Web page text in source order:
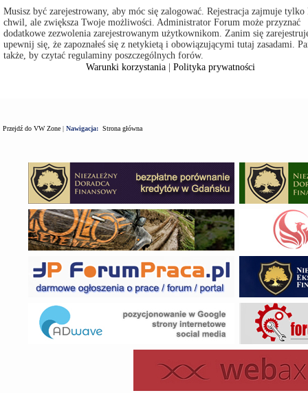
Musisz być zarejestrowany, aby móc się zalogować. Rejestracja zajmuje
chwil, ale zwiększa Twoje możliwości. Administrator Forum może przyznać
dodatkowe zezwolenia zarejestrowanym użytkownikom. Zanim się
upewnij się, że zapoznałeś się z netykietą i obowiązującymi tutaj zasadami.
także, by czytać regulaminy poszczególnych forów.
Warunki korzystania |Polityka prywatności
Przejdź do VW Zone | Nawigacja: Strona główna